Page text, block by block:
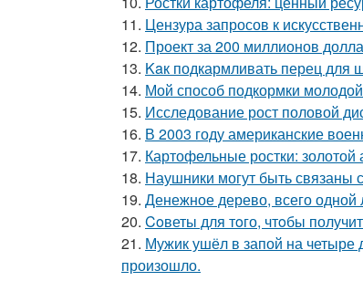
11. Цензура запросов к
12. Проект за 200 миллионов
13. Kaк подкармливать перец для
14. Мой способ подкормки
15. Исследование рост половой
16. В 2003 году американские
17. Картофельные ростки:
18. Наушники могут быть связаны
19. Денежное дерево, всего одной
20. Coветы для тoго, чтoбы
21. Мужик ушёл в запой на четыре
произошло.